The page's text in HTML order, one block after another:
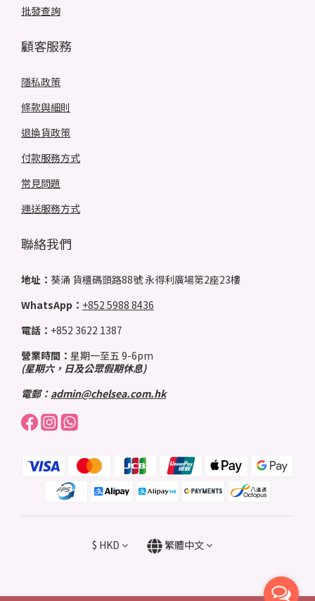
批發查詢
顧客服務
隱私政策
條款與細則
退換貨政策
付款服務方式
常見問題
運送服務方式
聯絡我們
地址： 葵涌 貨櫃碼頭路88號 永得利廣場第2座23樓
WhatsApp： +852 5988 8436
電話： +852 3622 1387
營業時間： 星期一至五 9-6pm
(星期六，日及公眾假期休息)
電郵： admin@chelsea.com.hk
$ HKD 繁體中文